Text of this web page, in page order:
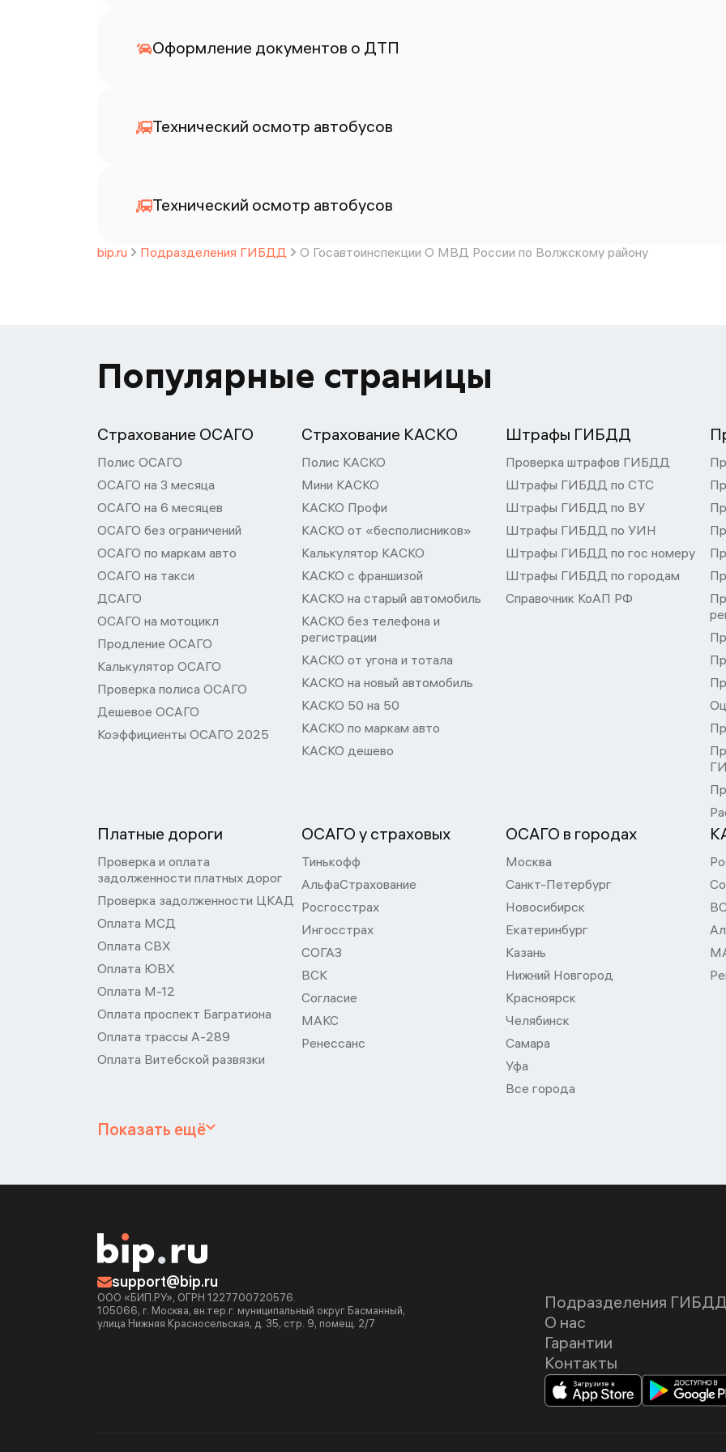
Оформление документов о ДТП
Технический осмотр автобусов
Технический осмотр автобусов
bip.ru Подразделения ГИБДД О Госавтоинспекции О МВД России по Волжскому району
Популярные страницы
Страхование ОСАГО
Полис ОСАГО
ОСАГО на 3 месяца
ОСАГО на 6 месяцев
ОСАГО без ограничений
ОСАГО по маркам авто
ОСАГО на такси
ДСАГО
ОСАГО на мотоцикл
Продление ОСАГО
Калькулятор ОСАГО
Проверка полиса ОСАГО
Дешевое ОСАГО
Коэффициенты ОСАГО 2025
Страхование КАСКО
Полис КАСКО
Мини КАСКО
КАСКО Профи
КАСКО от «бесполисников»
Калькулятор КАСКО
КАСКО с франшизой
КАСКО на старый автомобиль
КАСКО без телефона и
регистрации
КАСКО от угона и тотала
КАСКО на новый автомобиль
КАСКО 50 на 50
КАСКО по маркам авто
КАСКО дешево
Штрафы ГИБДД
Проверка штрафов ГИБДД
Штрафы ГИБДД по СТС
Штрафы ГИБДД по ВУ
Штрафы ГИБДД по УИН
Штрафы ГИБДД по гос номеру
Штрафы ГИБДД по городам
Справочник КоАП РФ
Платные дороги
Проверка и оплата
задолженности платных дорог
Проверка задолженности ЦКАД
Оплата МСД
Оплата СВХ
Оплата ЮВХ
Оплата М-12
Оплата проспект Багратиона
Оплата трассы А-289
Оплата Витебской развязки
ОСАГО у страховых
Тинькофф
АльфаСтрахование
Росгосстрах
Ингосстрах
СОГАЗ
ВСК
Согласие
МАКС
Ренессанс
ОСАГО в городах
Москва
Санкт-Петербург
Новосибирск
Екатеринбург
Казань
Нижний Новгород
Красноярск
Челябинск
Самара
Уфа
Все города
Показать ещё
support@bip.ru
ООО «БИП.РУ», ОГРН 1227700720576.
105066, г. Москва, вн.тер.г. муниципальный округ Басманный,
улица Нижняя Красносельская, д. 35, стр. 9, помещ. 2/7
Подразделения
О нас
Гарантии
Контакты